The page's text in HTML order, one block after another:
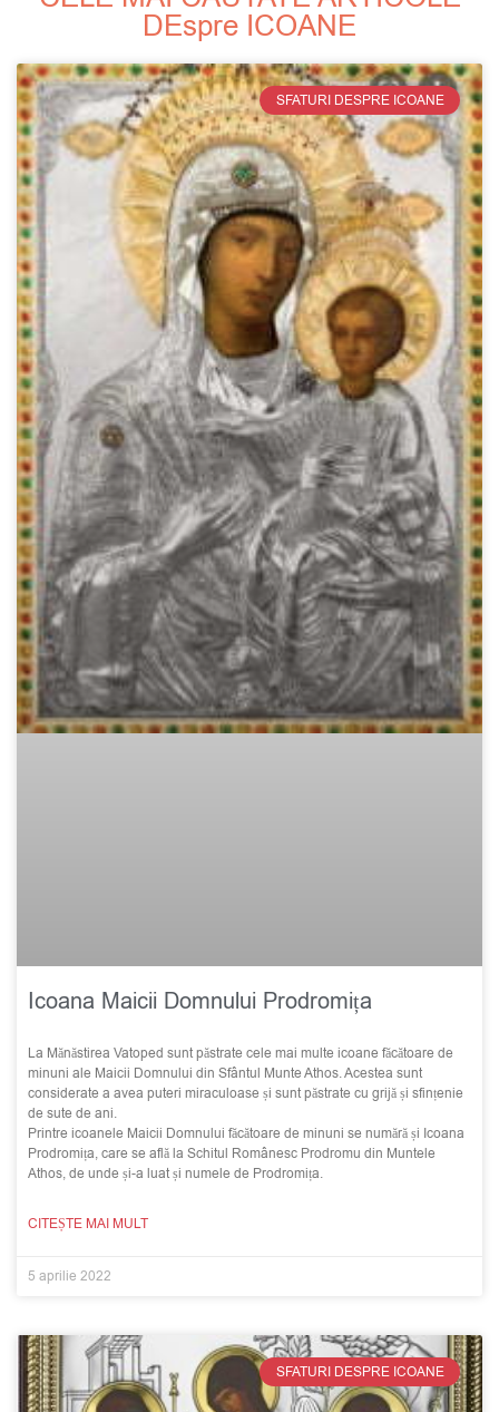
DEspre ICOANE
SFATURI DESPRE ICOANE
Icoana Maicii Domnului Prodromița
La Mănăstirea Vatoped sunt păstrate cele mai multe icoane făcătoare de
minuni ale Maicii Domnului din Sfântul Munte Athos. Acestea sunt
considerate a avea puteri miraculoase și sunt păstrate cu grijă și sfințenie
de sute de ani.
Printre icoanele Maicii Domnului făcătoare de minuni se numără și Icoana
Prodromița, care se află la Schitul Românesc Prodromu din Muntele
Athos, de unde și-a luat și numele de Prodromița.
CITEȘTE MAI MULT
5 aprilie 2022
SFATURI DESPRE ICOANE